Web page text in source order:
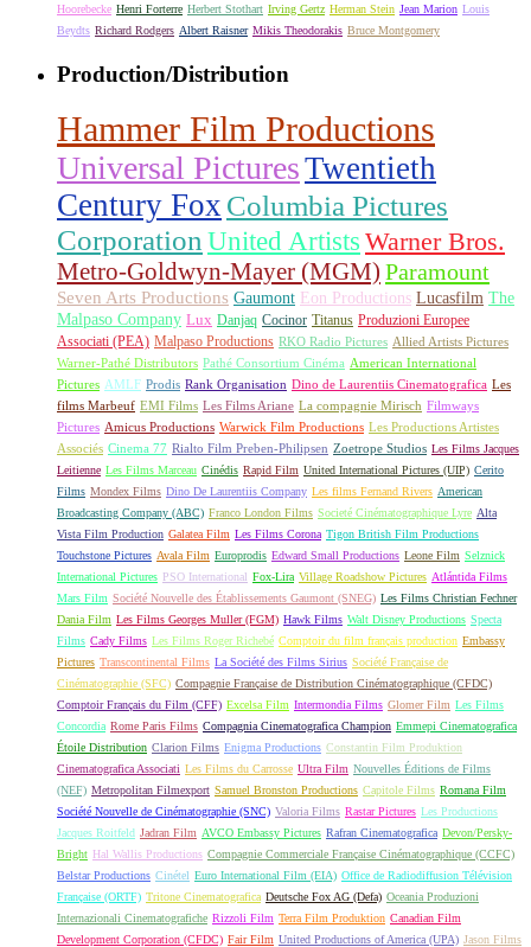
Hoorebecke Henri Forterre Herbert Stothart Irving Gertz Herman Stein Jean Marion Louis
Beydts Richard Rodgers Albert Raisner Mikis Theodorakis Bruce Montgomery
Production/Distribution
Hammer Film Productions
Universal PicturesTwentieth
Century FoxColumbia Pictures
Corporation United Artists Warner Bros.
Metro-Goldwyn-Mayer (MGM) Paramount
Seven Arts Productions Gaumont Eon Productions Lucasfilm The
Malpaso Company Lux Danjaq Cocinor Titanus Produzioni Europee
Associati (PEA) Malpaso Productions RKO Radio Pictures Allied Artists Pictures
Warner-Pathé Distributors Pathé Consortium Cinéma American International
Pictures AMLF Prodis Rank Organisation Dino de Laurentiis Cinematografica Les
films Marbeuf EMI Films Les Films Ariane La compagnie Mirisch Filmways
Pictures Amicus Productions Warwick Film Productions Les Productions Artistes
Associés Cinema 77 Rialto Film Preben-Philipsen Zoetrope Studios Les Films Jacques
Leitienne Les Films Marceau Cinédis Rapid Film United International Pictures (UIP) Cerito
Films Mondex Films Dino De Laurentiis Company Les films Fernand Rivers American
Broadcasting Company (ABC) Franco London Films Societé Cinématographique Lyre Alta
Vista Film Production Galatea Film Les Films Corona Tigon British Film Productions
Touchstone Pictures Avala Film Europrodis Edward Small Productions Leone Film Selznick
International Pictures PSO International Fox-Lira Village Roadshow Pictures Atlántida Films
Mars Film Société Nouvelle des Établissements Gaumont (SNEG) Les Films Christian Fechner
Dania Film Les Films Georges Muller (FGM) Hawk Films Walt Disney Productions Specta
Films Cady Films Les Films Roger Richebé Comptoir du film français production Embassy
Pictures Transcontinental Films La Société des Films Sirius Société Française de
Cinématographie (SFC) Compagnie Française de Distribution Cinématographique (CFDC)
Comptoir Français du Film (CFF) Excelsa Film Intermondia Films Glomer Film Les Films
Concordia Rome Paris Films Compagnia Cinematografica Champion Emmepi Cinematografica
Étoile Distribution Clarion Films Enigma Productions Constantin Film Produktion
Cinematografica Associati Les Films du Carrosse Ultra Film Nouvelles Éditions de Films
(NEF) Metropolitan Filmexport Samuel Bronston Productions Capitole Films Romana Film
Société Nouvelle de Cinématographie (SNC) Valoria Films Rastar Pictures Les Productions
Jacques Roitfeld Jadran Film AVCO Embassy Pictures Rafran Cinematografica Devon/Persky-
Bright Hal Wallis Productions Compagnie Commerciale Française Cinématographique (CCFC)
Belstar Productions Cinétel Euro International Film (EIA) Office de Radiodiffusion Télévision
Française (ORTF) Tritone Cinematografica Deutsche Fox AG (Defa) Oceania Produzioni
Internazionali Cinematografiche Rizzoli Film Terra Film Produktion Canadian Film
Development Corporation (CFDC) Fair Film United Productions of America (UPA) Jason Films